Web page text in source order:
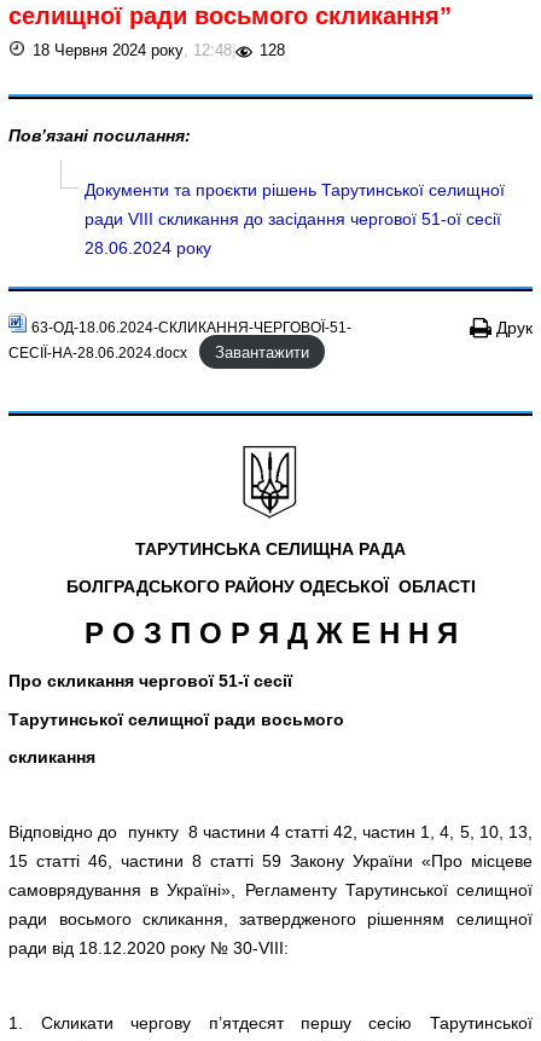
селищної ради восьмого скликання”
18 Червня 2024 року, 12:48| 128
Пов’язані посилання:
Документи та проєкти рішень Тарутинської селищної
ради VIII скликання до засідання чергової 51-ої сесії
28.06.2024 року
63-ОД-18.06.2024-СКЛИКАННЯ-ЧЕРГОВОЇ-51-
СЕСІЇ-НА-28.06.2024.docx
Завантажити
Друк
ТАРУТИНСЬКА СЕЛИЩНА РАДА
БОЛГРАДСЬКОГО РАЙОНУ ОДЕСЬКОЇ ОБЛАСТІ
Р О З П О Р Я Д Ж Е Н Н Я
Про скликання чергової 51-ї сесії
Тарутинської селищної ради восьмого
скликання
Відповідно до пункту 8 частини 4 статті 42, частин 1, 4, 5, 10, 13,
15 статті 46, частини 8 статті 59 Закону України «Про місцеве
самоврядування в Україні», Регламенту Тарутинської селищної
ради восьмого скликання, затвердженого рішенням селищної
ради від 18.12.2020 року № 30-VІІІ:
1. Скликати чергову п’ятдесят першу сесію Тарутинської